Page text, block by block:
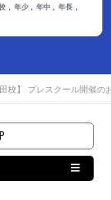
年少 年中 年長
校】 プレスクール開催の